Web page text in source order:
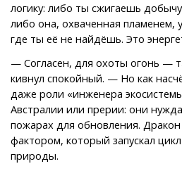
логику: либо ты сжигаешь
либо она, охваченная пламенем,
где ты её не найдёшь. Это
— Согласен, для охоты огонь —
кивнул спокойный. — Но как
даже роли «инженера
Австралии или прерии: они
пожарах для обновления.
фактором, который запускал
природы.